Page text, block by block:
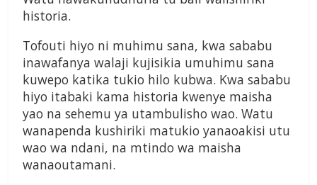
historia.
Tofouti hiyo ni muhimu sana, kwa sababu
inawafanya walaji kujisikia umuhimu sana
kuwepo katika tukio hilo kubwa. Kwa sababu
hiyo itabaki kama historia kwenye maisha
yao na sehemu ya utambulisho wao. Watu
wanapenda kushiriki matukio yanaoakisi utu
wao wa ndani, na mtindo wa maisha
wanaoutamani.